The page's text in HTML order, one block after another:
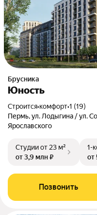
Брусника
Юность
Строится•комфорт•1 (19)
Пермь, ул. Лодыгина / ул.
Ярославского
Студииот 23 м²
от 3,9 млн ₽
1-
от
Позвонить